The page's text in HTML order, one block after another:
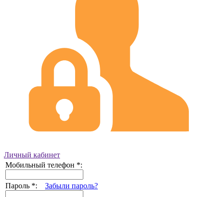
Личный кабинет
Мобильный телефон *:
Пароль *: Забыли пароль?